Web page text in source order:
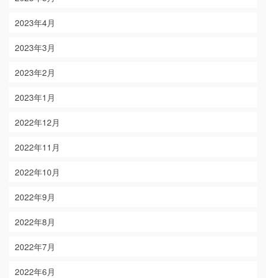
2023年4月
2023年3月
2023年2月
2023年1月
2022年12月
2022年11月
2022年10月
2022年9月
2022年8月
2022年7月
2022年6月